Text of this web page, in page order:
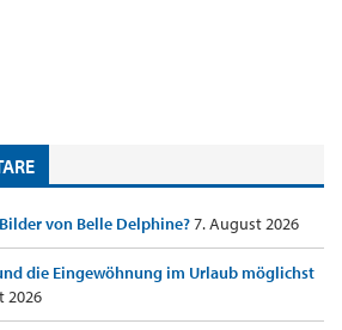
von Belle Delphine?7. August 2026
die Eingewöhnung im Urlaub möglichst
2026